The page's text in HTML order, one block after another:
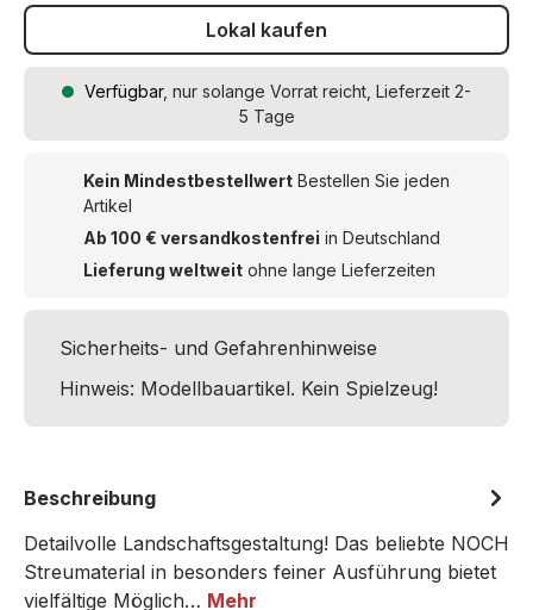
Lokal kaufen
Verfügbar, nur solange Vorrat reicht, Lieferzeit 2-
5 Tage
Kein Mindestbestellwert Bestellen Sie jeden
Artikel
Ab 100 € versandkostenfrei in Deutschland
Lieferung weltweit ohne lange Lieferzeiten
Sicherheits- und Gefahrenhinweise
Hinweis: Modellbauartikel. Kein Spielzeug!
Beschreibung
Detailvolle Landschaftsgestaltung! Das beliebte NOCH
Streumaterial in besonders feiner Ausführung bietet
vielfältige Möglich… Mehr